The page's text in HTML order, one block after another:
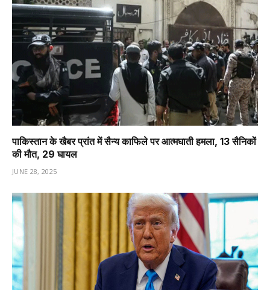
पाकिस्तान के खैबर प्रांत में सैन्य काफिले पर आत्मघाती हमला, 13 सैनिकों
की मौत, 29 घायल
JUNE 28, 2025